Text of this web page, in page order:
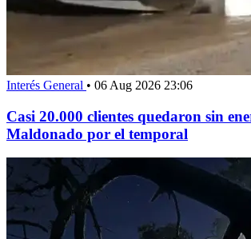
Interés General • 06 Aug 2026 23:06
Casi 20.000 clientes quedaron sin
Maldonado por el temporal